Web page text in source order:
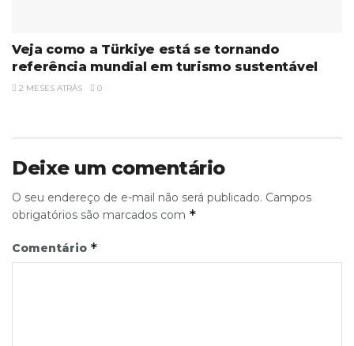
Veja como a Türkiye está se tornando
referência mundial em turismo sustentável
2 MESES ATRÁS 0
Deixe um comentário
O seu endereço de e-mail não será publicado. Campos
obrigatórios são marcados com *
Comentário *